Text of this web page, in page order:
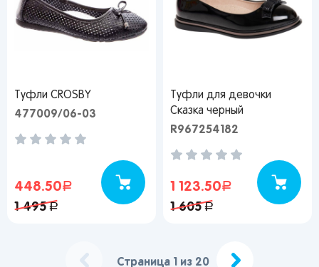
Туфли CROSBY
477009/06-03
448.50руб.
1 495руб.
Туфли для девочки
Сказка черный
R967254182
1 123.50руб.
1 605руб.
Страница 1 из 20